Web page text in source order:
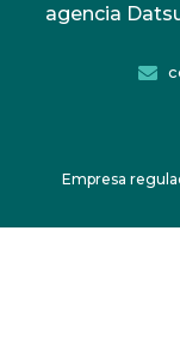
agencia
Empresa